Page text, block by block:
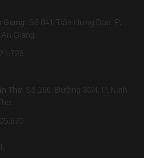
Giang: Số 841 Trần Hưng Đạo, P.
Giang.
Thơ: Số 160, Đường 30/4, P. Ninh